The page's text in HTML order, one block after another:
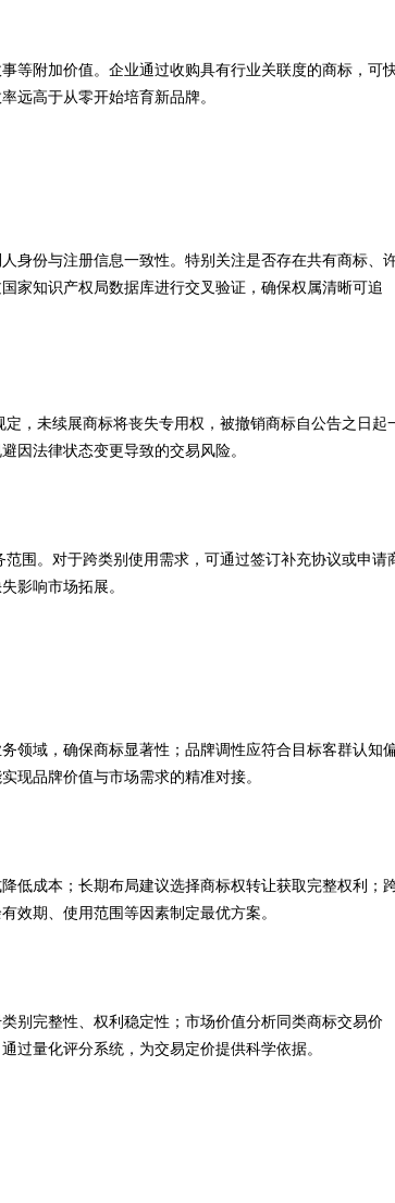
等附加价值。企业通过收购具有行业关联度的商标，可
远高于从零开始培育新品牌。
身份与注册信息一致性。特别关注是否存在共有商标、
家知识产权局数据库进行交叉验证，确保权属清晰可追
，未续展商标将丧失专用权，被撤销商标自公告之日起
因法律状态变更导致的交易风险。
围。对于跨类别使用需求，可通过签订补充协议或申请
影响市场拓展。
领域，确保商标显著性；品牌调性应符合目标客群认知
现品牌价值与市场需求的精准对接。
低成本；长期布局建议选择商标权转让获取完整权利；
效期、使用范围等因素制定最优方案。
别完整性、权利稳定性；市场价值分析同类商标交易价
过量化评分系统，为交易定价提供科学依据。